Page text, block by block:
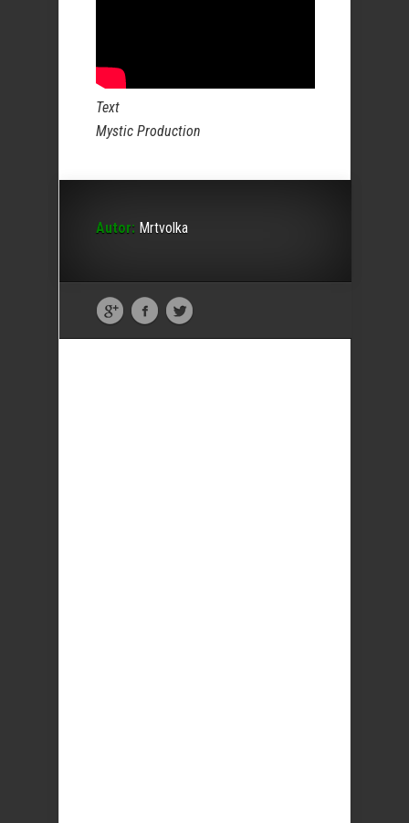
Text
Mystic Production
Autor: Mrtvolka